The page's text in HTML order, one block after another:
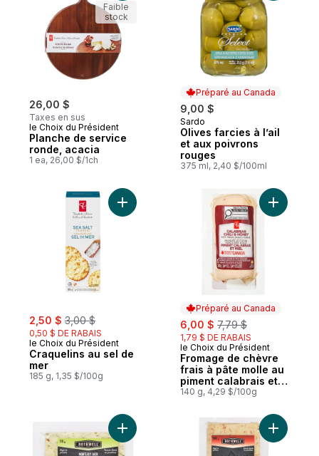
26,00 $
Taxes en sus
le Choix du Président
Planche de service
ronde, acacia
1 ea, 26,00 $/1ch
Faible
stock
Préparé au Canada
9,00 $
Préparé au Canada
Sardo
Olives farcies à l’ail
et aux poivrons
rouges
375 ml, 2,40 $/100ml
sale:
2,50 $ , formerly:
3,00 $
0,50 $ DE RABAIS
le Choix du Président
Craquelins au sel de
mer
185 g, 1,35 $/100g
Ajouter Craquelins au sel de mer au
Préparé au Canada
sale:
6,00 $ , formerly:
7,79 $
1,79 $ DE RABAIS
Préparé au Canada
le Choix du Président
Fromage de chèvre
frais à pâte molle au
piment calabrais et
miel
140 g, 4,29 $/100g
Ajouter
Ajouter Fromage monterey jack épicé
Ajouter